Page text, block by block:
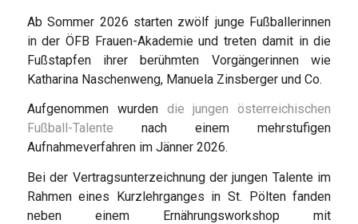
Ab Sommer 2026 starten zwölf junge Fußballerinnen
in der ÖFB Frauen-Akademie und treten damit in die
Fußstapfen ihrer berühmten Vorgängerinnen wie
Katharina Naschenweng, Manuela Zinsberger und Co.
Aufgenommen wurden die jungen österreichischen
Fußball-Talente nach einem mehrstufigen
Aufnahmeverfahren im Jänner 2026.
Bei der Vertragsunterzeichnung der jungen Talente im
Rahmen eines Kurzlehrganges in St. Pölten fanden
neben einem Ernährungsworkshop mit